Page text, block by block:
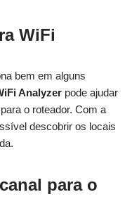
WiFi
bem em alguns
Analyzer pode ajudar
o roteador. Com a
descobrir os locais
para o